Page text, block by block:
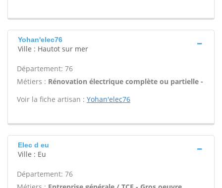
Yohan'elec76
Ville : Hautot sur mer
Département: 76
Métiers : Rénovation électrique complète ou partielle -
Voir la fiche artisan : Yohan'elec76
Elec d eu
Ville : Eu
Département: 76